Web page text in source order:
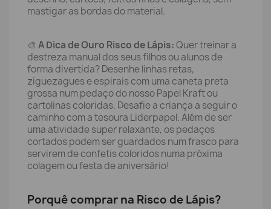
mastigar as bordas do material.
🎨 A Dica de Ouro Risco de Lápis:Quer treinar a
destreza manual dos seus filhos ou alunos de
forma divertida? Desenhe linhas retas,
ziguezagues e espirais com uma caneta preta
grossa num pedaço do nosso Papel Kraft ou
cartolinas coloridas. Desafie a criança a seguir o
caminho com a tesoura Liderpapel. Além de ser
uma atividade super relaxante, os pedaços
cortados podem ser guardados num frasco para
servirem de confetis coloridos numa próxima
colagem ou festa de aniversário!
Porquê comprar na Risco de Lápis?